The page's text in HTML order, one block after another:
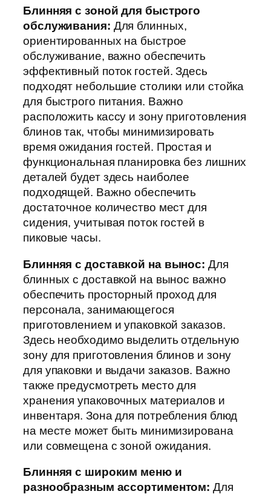
Блинняя с зоной для быстрого
обслуживания: Для блинных,
ориентированных на быстрое
обслуживание, важно обеспечить
эффективный поток гостей. Здесь
подходят небольшие столики или стойка
для быстрого питания. Важно
расположить кассу и зону приготовления
блинов так, чтобы минимизировать
время ожидания гостей. Простая и
функциональная планировка без лишних
деталей будет здесь наиболее
подходящей. Важно обеспечить
достаточное количество мест для
сидения, учитывая поток гостей в
пиковые часы.
Блинняя с доставкой на вынос: Для
блинных с доставкой на вынос важно
обеспечить просторный проход для
персонала, занимающегося
приготовлением и упаковкой заказов.
Здесь необходимо выделить отдельную
зону для приготовления блинов и зону
для упаковки и выдачи заказов. Важно
также предусмотреть место для
хранения упаковочных материалов и
инвентаря. Зона для потребления блюд
на месте может быть минимизирована
или совмещена с зоной ожидания.
Блинняя с широким меню и
разнообразным ассортиментом: Для